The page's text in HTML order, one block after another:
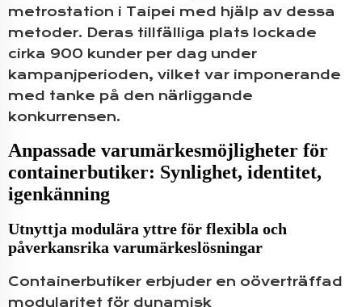
metrostation i Taipei med hjälp av dessa
metoder. Deras tillfälliga plats lockade
cirka 900 kunder per dag under
kampanjperioden, vilket var imponerande
med tanke på den närliggande
konkurrensen.
Anpassade varumärkesmöjligheter för
containerbutiker: Synlighet, identitet,
igenkänning
Utnyttja modulära yttre för flexibla och
påverkansrika varumärkeslösningar
Containerbutiker erbjuder en oöverträffad
modularitet för dynamisk